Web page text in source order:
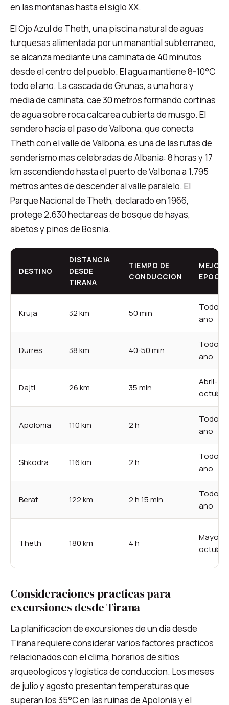
en las montanas hasta el siglo XX.
El Ojo Azul de Theth, una piscina natural de aguas
turquesas alimentada por un manantial subterraneo,
se alcanza mediante una caminata de 40 minutos
desde el centro del pueblo. El agua mantiene 8-10°C
todo el ano. La cascada de Grunas, a una hora y
media de caminata, cae 30 metros formando cortinas
de agua sobre roca calcarea cubierta de musgo. El
sendero hacia el paso de Valbona, que conecta
Theth con el valle de Valbona, es una de las rutas de
senderismo mas celebradas de Albania: 8 horas y 17
km ascendiendo hasta el puerto de Valbona a 1.795
metros antes de descender al valle paralelo. El
Parque Nacional de Theth, declarado en 1966,
protege 2.630 hectareas de bosque de hayas,
abetos y pinos de Bosnia.
DESTINO
DISTANCIA
DESDE
TIRANA
TIEMPO DE
CONDUCCION
MEJOR
EPOCA
Kruja 32 km 50 min
Todo el
ano
Durres 38 km 40-50 min
Todo el
ano
Dajti 26 km 35 min
Abril-
octubre
Apolonia 110 km 2 h
Todo el
ano
Shkodra 116 km 2 h
Todo el
ano
Berat 122 km 2 h 15 min
Todo el
ano
Theth 180 km 4 h
Mayo-
octubre
Consideraciones practicas para
excursiones desde Tirana
La planificacion de excursiones de un dia desde
Tirana requiere considerar varios factores practicos
relacionados con el clima, horarios de sitios
arqueologicos y logistica de conduccion. Los meses
de julio y agosto presentan temperaturas que
superan los 35°C en las ruinas de Apolonia y el